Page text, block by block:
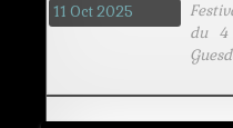
11 Oct 2025
du 4